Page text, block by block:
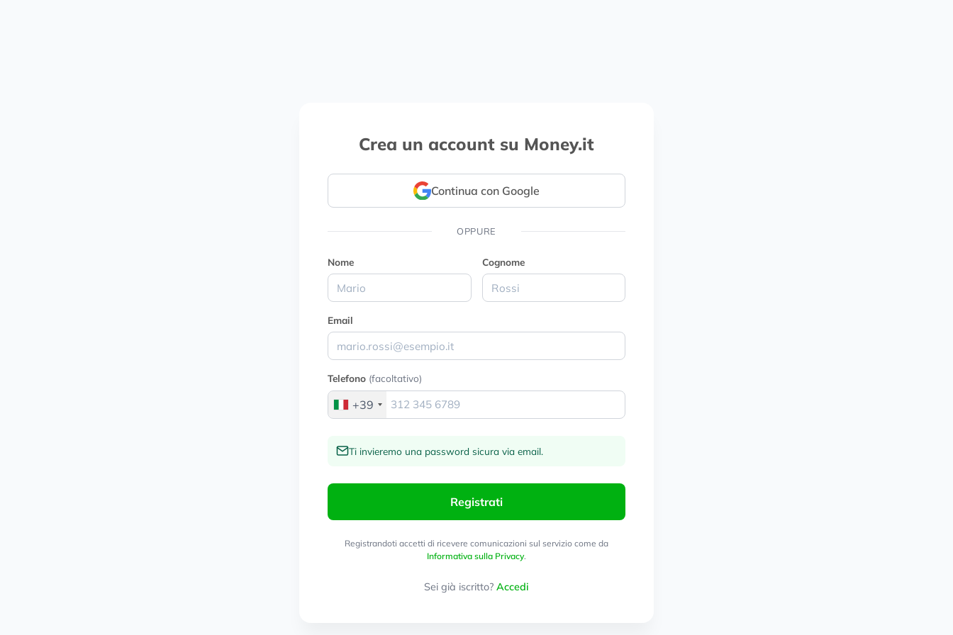
Crea un account su Money.it
Continua con Google
OPPURE
Nome Cognome
Email
Telefono (facoltativo)
+39
Ti invieremo una password sicura via email.
Registrati
Registrandoti accetti di ricevere comunicazioni sul servizio come da
Informativa sulla Privacy.
Sei già iscritto? Accedi